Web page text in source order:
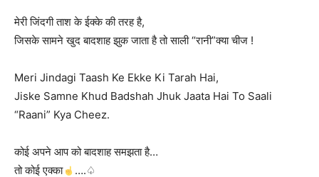
मेरी जिंदगी ताश के ईक्के की तरह है,
जिसके सामने खुद बादशाह झुक जाता है तो साली “रानी”क्या चीज !
Meri Jindagi Taash Ke Ekke Ki Tarah Hai,
Jiske Samne Khud Badshah Jhuk Jaata Hai To Saali
“Raani” Kya Cheez.
कोई अपने आप को बादशाह समझता है…
तो कोई एक्का
….♤